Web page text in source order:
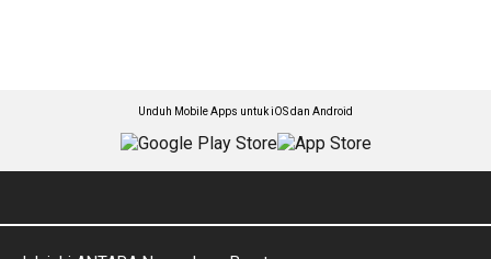
Unduh Mobile Apps untuk iOS dan Android